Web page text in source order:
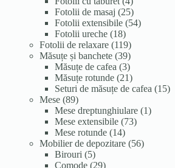
produse
Fotolii de masaj 2525
de
Fotolii extensibile 5454
Fotolii ureche 1818
produse
Fotolii de relaxare 119119
produse
Măsuțe și banchete 3939
de
produse
Măsuțe de cafea 33
produse
Măsuțe rotunde 2121
de
Seturi de măsuțe de cafea 1515
Mese 8989
de
produse
Mese dreptunghiulare 11
Mese extensibile 7373
produse
Mese rotunde 1414
produse
Mobilier de depozitare 5656
Birouri 55
produse
Comode 2929